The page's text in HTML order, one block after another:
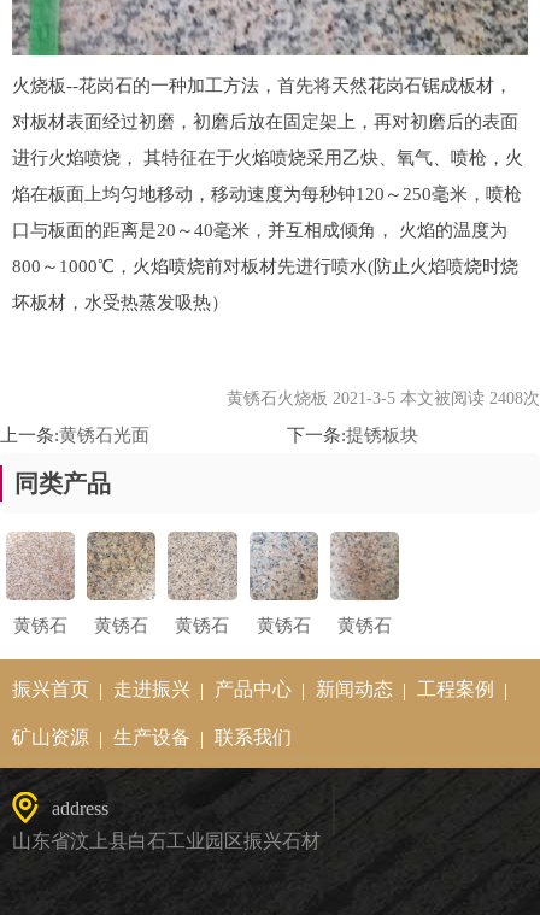
火烧板--花岗石的一种加工方法，首先将天然花岗石锯成板材，
对板材表面经过初磨，初磨后放在固定架上，再对初磨后的表面
进行火焰喷烧， 其特征在于火焰喷烧采用乙炔、氧气、喷枪，火
焰在板面上均匀地移动，移动速度为每秒钟120～250毫米，喷枪
口与板面的距离是20～40毫米，并互相成倾角， 火焰的温度为
800～1000℃，火焰喷烧前对板材先进行喷水(防止火焰喷烧时烧
坏板材，水受热蒸发吸热）
黄锈石火烧板 2021-3-5 本文被阅读 2408次
上一条:黄锈石光面 下一条:提锈板块
同类产品
黄锈石
黄锈石
黄锈石
黄锈石
黄锈石
振兴首页 走进振兴 产品中心 新闻动态 工程案例
矿山资源 生产设备 联系我们
address
山东省汶上县白石工业园区振兴石材